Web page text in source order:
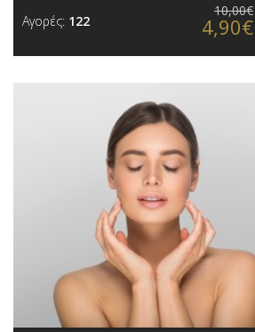
Αγορές: 122
10,00€
4,90€